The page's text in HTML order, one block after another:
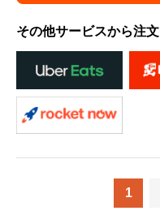
その他サービスから注文
1